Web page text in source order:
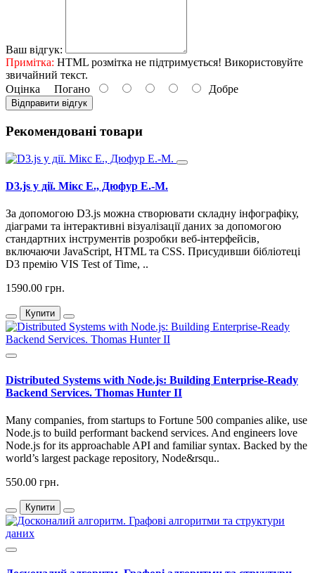
Ваш відгук:
Примітка: HTML розмітка не підтримується! Використовуйте
звичайний текст.
Оцінка Погано Добре
Відправити відгук
Рекомендовані товари
D3.js у дії. Мікс Е., Дюфур Е.-М.
За допомогою D3.js можна створювати складну інфографіку,
діаграми та інтерактивні візуалізації даних за допомогою
стандартних інструментів розробки веб-інтерфейсів,
включаючи JavaScript, HTML та CSS. Присудивши бібліотеці
D3 премію VIS Test of Time, ..
1590.00 грн.
Купити
Distributed Systems with Node.js: Building Enterprise-Ready
Backend Services. Thomas Hunter II
Many companies, from startups to Fortune 500 companies alike, use
Node.js to build performant backend services. And engineers love
Node.js for its approachable API and familiar syntax. Backed by the
world’s largest package repository, Node&rsqu..
550.00 грн.
Купити